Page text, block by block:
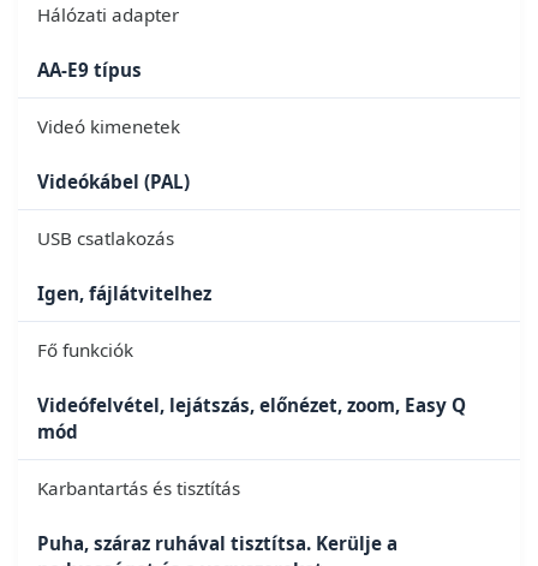
Hálózati adapter
AA-E9 típus
Videó kimenetek
Videókábel (PAL)
USB csatlakozás
Igen, fájlátvitelhez
Fő funkciók
Videófelvétel, lejátszás, előnézet, zoom, Easy Q
mód
Karbantartás és tisztítás
Puha, száraz ruhával tisztítsa. Kerülje a